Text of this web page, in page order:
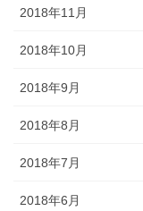
2018年11月
2018年10月
2018年9月
2018年8月
2018年7月
2018年6月